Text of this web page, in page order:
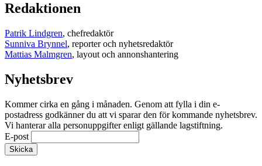
Redaktionen
Patrik Lindgren, chefredaktör
Sunniva Brynnel, reporter och nyhetsredaktör
Mattias Malmgren, layout och annonshantering
Nyhetsbrev
Kommer cirka en gång i månaden. Genom att fylla i din e-
postadress godkänner du att vi sparar den för kommande nyhetsbrev.
Vi hanterar alla personuppgifter enligt gällande lagstiftning.
E-post